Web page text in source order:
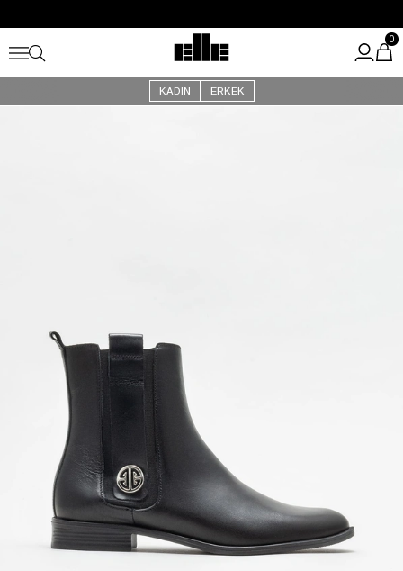
Kargo Ücretsiz!
KADIN ERKEK
0